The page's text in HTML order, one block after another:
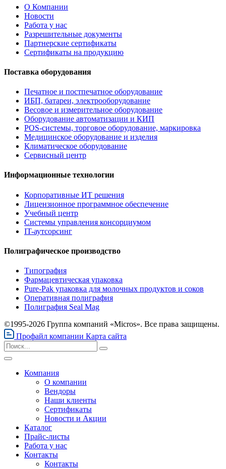
О Компании
Новости
Работа у нас
Разрешительные документы
Партнерские сертификаты
Сертификаты на продукцию
Поставка оборудования
Печатное и постпечатное оборудование
ИБП, батареи, электрооборудование
Весовое и измерительное оборудование
Оборудование автоматизации и КИП
POS-системы, торговое оборудование, маркировка
Медицинское оборудование и изделия
Климатическое оборудование
Сервисный центр
Информационные технологии
Корпоративные ИТ решения
Лицензионное программное обеспечение
Учебный центр
Системы управления консорциумом
IT-аутсорсинг
Полиграфическое производство
Типография
Фармацевтическая упаковка
Pure-Pak упаковка для молочных продуктов и соков
Оперативная полиграфия
Полиграфия Seal Mag
©1995-2026 Группа компаний «Micros». Все права защищены.
Профайл компании Карта сайта
Компания
О компании
Вендоры
Наши клиенты
Сертификаты
Новости и Акции
Каталог
Прайс-листы
Работа у нас
Контакты
Контакты